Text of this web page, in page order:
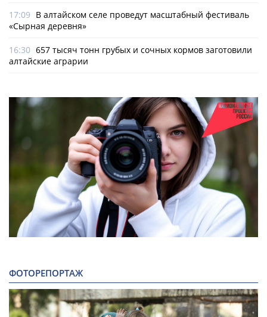
17:09 В алтайском селе проведут масштабный фестиваль
«Сырная деревня»
16:30 657 тысяч тонн грубых и сочных кормов заготовили
алтайские аграрии
ФОТОРЕПОРТАЖ